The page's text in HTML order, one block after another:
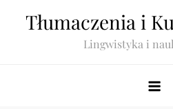
Tłumaczenia i
Lingwistyka i